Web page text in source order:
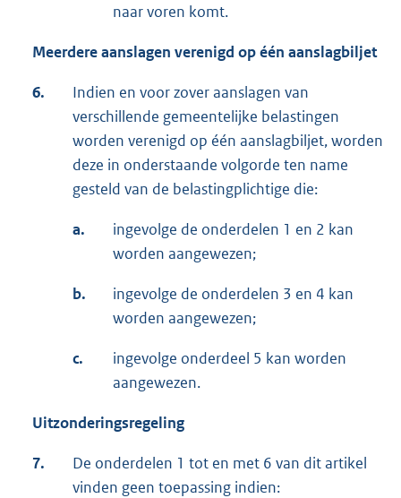
naar voren komt.
Meerdere aanslagen verenigd op één aanslagbiljet
6.
Indien en voor zover aanslagen van
verschillende gemeentelijke belastingen
worden verenigd op één aanslagbiljet, worden
deze in onderstaande volgorde ten name
gesteld van de belastingplichtige die:
a.
ingevolge de onderdelen 1 en 2 kan
worden aangewezen;
b.
ingevolge de onderdelen 3 en 4 kan
worden aangewezen;
c.
ingevolge onderdeel 5 kan worden
aangewezen.
Uitzonderingsregeling
7.
De onderdelen 1 tot en met 6 van dit artikel
vinden geen toepassing indien: